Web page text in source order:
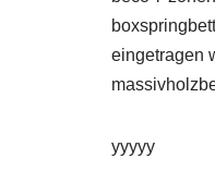
eingetragen
yyyyy